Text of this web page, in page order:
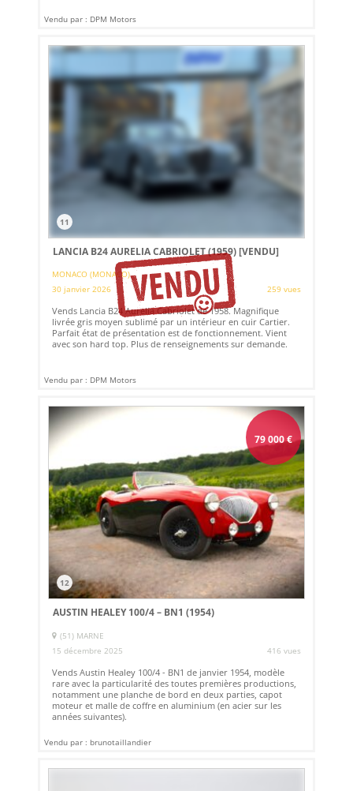
Vendu par : DPM Motors
11
LANCIA B24 AURELIA CABRIOLET (1959)[VENDU]
MONACO (MONACO)
30 janvier 2026
259 vues
Vends Lancia B24 Aurelia Cabriolet de 1958. Magnifique
livrée gris moyen sublimé par un intérieur en cuir Cartier.
Parfait état de présentation est de fonctionnement. Vient
avec son hard top. Plus de renseignements sur demande.
Vendu par : DPM Motors
79 000€
12
AUSTIN HEALEY 100/4 – BN1 (1954)
(51) MARNE
15 décembre 2025
416 vues
Vends Austin Healey 100/4 - BN1 de janvier 1954, modèle
rare avec la particularité des toutes premières productions,
notamment une planche de bord en deux parties, capot
moteur et malle de coffre en aluminium (en acier sur les
années suivantes).
Vendu par : brunotaillandier